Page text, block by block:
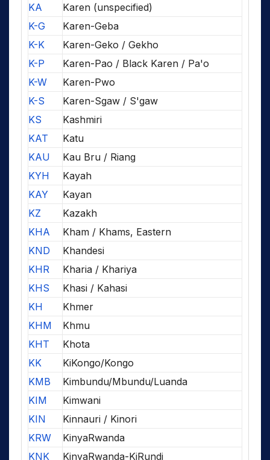
KA
Karen (unspecified)
K-G
Karen-Geba
K-K
Karen-Geko / Gekho
K-P
Karen-Pao / Black Karen / Pa'o
K-W
Karen-Pwo
K-S
Karen-Sgaw / S'gaw
KS
Kashmiri
KAT
Katu
KAU
Kau Bru / Riang
KYH
Kayah
KAY
Kayan
KZ
Kazakh
KHA
Kham / Khams, Eastern
KND
Khandesi
KHR
Kharia / Khariya
KHS
Khasi / Kahasi
KH
Khmer
KHM
Khmu
KHT
Khota
KK
KiKongo/Kongo
KMB
Kimbundu/Mbundu/Luanda
KIM
Kimwani
KIN
Kinnauri / Kinori
KRW
KinyaRwanda
KNK
KinyaRwanda-KiRundi